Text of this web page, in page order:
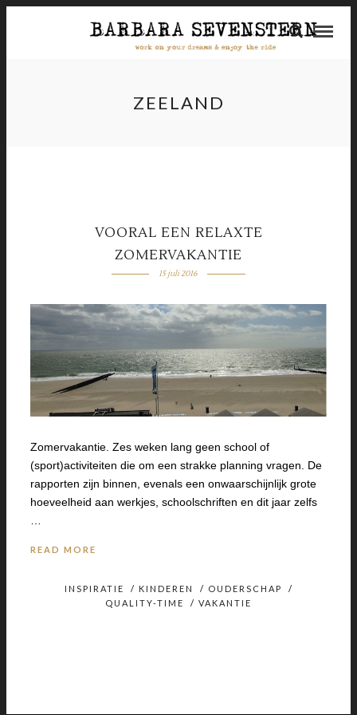
ZEELAND
VOORAL EEN RELAXTE
ZOMERVAKANTIE
15 juli 2016
Zomervakantie. Zes weken lang geen school of
(sport)activiteiten die om een strakke planning vragen. De
rapporten zijn binnen, evenals een onwaarschijnlijk grote
hoeveelheid aan werkjes, schoolschriften en dit jaar zelfs
…
READ MORE
INSPIRATIE / KINDEREN / OUDERSCHAP
/
QUALITY-TIME
/ VAKANTIE